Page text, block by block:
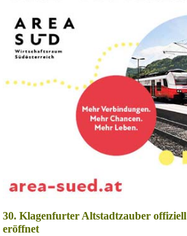
30. Klagenfurter Altstadtzauber offiziell
eröffnet